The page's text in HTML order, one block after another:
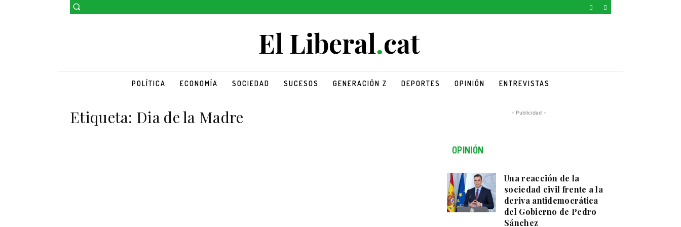
POLÍTICA ECONOMÍA SOCIEDAD SUCESOS GENERACIÓN Z DEPORTES OPINIÓN ENTREVISTAS
Etiqueta: Dia de la Madre - Publicidad -
OPINIÓN
Una reacción de la
sociedad civil frente a la
deriva antidemocrática
del Gobierno de Pedro
Sánchez